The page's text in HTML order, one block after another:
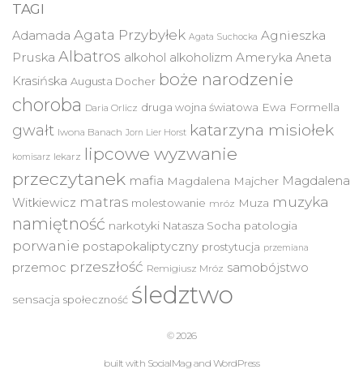
TAGI
Adamada Agata Przybyłek Agata Suchocka Agnieszka
Pruska Albatros alkohol alkoholizm Ameryka Aneta
Krasińska Augusta Docher boże narodzenie
choroba Daria Orlicz druga wojna światowa Ewa Formella
gwałt Iwona Banach Jorn Lier Horst katarzyna misiołek
komisarz lekarz lipcowe wyzwanie
przeczytanek mafia Magdalena Majcher Magdalena
Witkiewicz matras molestowanie mróz Muza muzyka
namiętność narkotyki Natasza Socha patologia
porwanie postapokaliptyczny prostytucja przemiana
przemoc przeszłość Remigiusz Mróz samobójstwo
sensacja społeczność śledztwo
© 2026
built with SocialMag and WordPress